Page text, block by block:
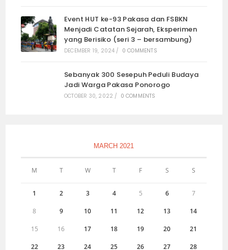
Event HUT ke-93 Pakasa dan FSBKN
Menjadi Catatan Sejarah, Eksperimen
yang Berisiko (seri 3 – bersambung)
DECEMBER 19, 2024 / 0 COMMENTS
Sebanyak 300 Sesepuh Peduli Budaya
Jadi Warga Pakasa Ponorogo
OCTOBER 30, 2022 / 0 COMMENTS
MARCH 2021
M T W T F S S
1 2 3 4 5 6 7
8 9 10 11 12 13 14
15 16 17 18 19 20 21
22 23 24 25 26 27 28